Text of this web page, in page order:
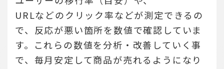
URLなどのクリック率などが測定できるの
で、反応が悪い箇所を数値で確認していま
す。
これらの数値を分析・改善していく事
で、毎月安定して商品が売れるようになり